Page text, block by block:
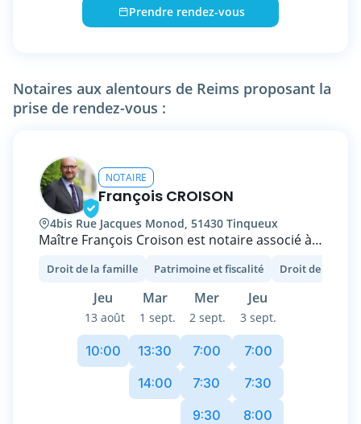
Prendre rendez-vous
Notaires aux alentours de Reims proposant la
prise de rendez-vous :
NOTAIRE
François CROISON
4bis Rue Jacques Monod, 51430 Tinqueux
Maître François Croison est notaire associé à
associé depuis 2002, il est diplômé en gestion
de patrimoine et accompagne ses clients dans
leurs projets immobiliers, la planification
patrimoniale, les opérations de donation et
succession, ainsi que dans les actes
d’entreprise (statuts, baux commerciaux etc.).
Il privilégie une approche personnalisée,
transparente et respectueuse des contraintes
Droit de la famille Patrimoine et fiscalité Droit de
Jeu Mar Mer Jeu
13 août 1 sept. 2 sept. 3 sept.
10:00
13:30
14:00
7:00
7:30
9:30
7:00
7:30
8:00